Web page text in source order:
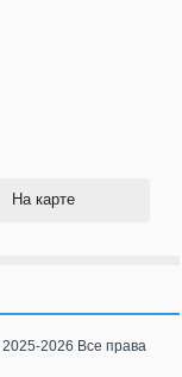
На карте
2025-2026 Все права